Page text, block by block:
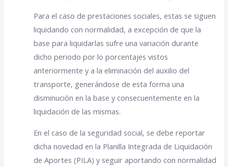
Para el caso de prestaciones sociales, estas se siguen
liquidando con normalidad, a excepción de que la
base para liquidarlas sufre una variación durante
dicho periodo por lo porcentajes vistos
anteriormente y a la eliminación del auxilio del
transporte, generándose de esta forma una
disminución en la base y consecuentemente en la
liquidación de las mismas.
En el caso de la seguridad social, se debe reportar
dicha novedad en la Planilla Integrada de Liquidación
de Aportes (PILA) y seguir aportando con normalidad